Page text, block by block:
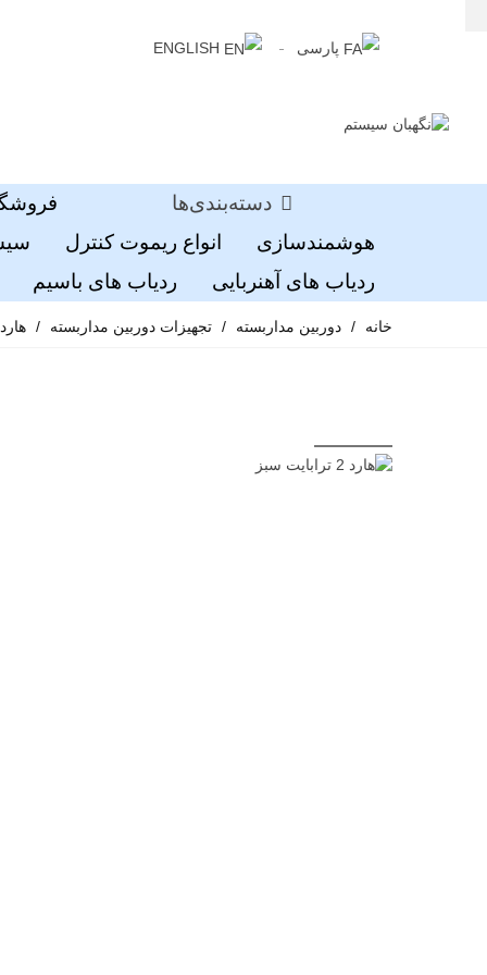
پارسی ENGLISH
دسته‌بندی‌ها
هوشمندسازی
انواع ریموت کنترل
ردیاب های آهنربایی
ردیاب های باسیم
خانه / دوربین مداربسته / تجهیزات دوربین مداربسته / هارد 2